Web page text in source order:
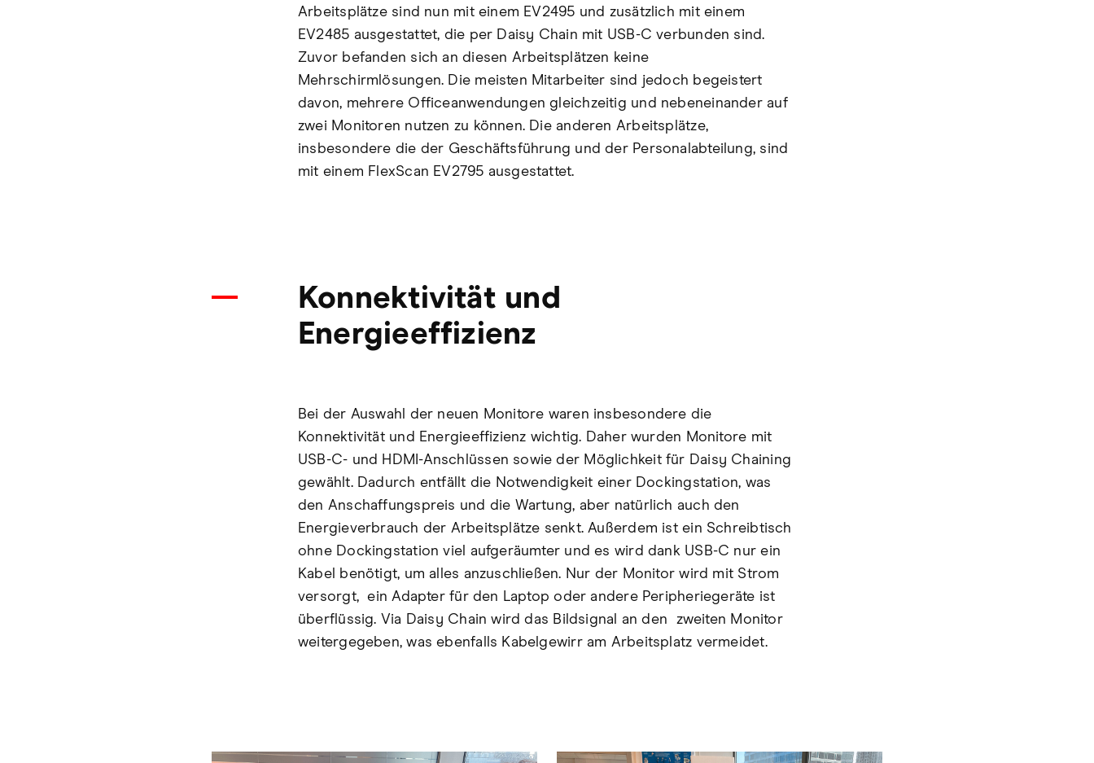
Arbeitsplätze sind nun mit einem EV2495 und zusätzlich mit einem
EV2485 ausgestattet, die per Daisy Chain mit USB-C verbunden sind.
Zuvor befanden sich an diesen Arbeitsplätzen keine
Mehrschirmlösungen. Die meisten Mitarbeiter sind jedoch begeistert
davon, mehrere Officeanwendungen gleichzeitig und nebeneinander auf
zwei Monitoren nutzen zu können. Die anderen Arbeitsplätze,
insbesondere die der Geschäftsführung und der Personalabteilung, sind
mit einem FlexScan EV2795 ausgestattet.
Konnektivität und
Energieeffizienz
Bei der Auswahl der neuen Monitore waren insbesondere die
Konnektivität und Energieeffizienz wichtig. Daher wurden Monitore mit
USB-C- und HDMI-Anschlüssen sowie der Möglichkeit für Daisy Chaining
gewählt. Dadurch entfällt die Notwendigkeit einer Dockingstation, was
den Anschaffungspreis und die Wartung, aber natürlich auch den
Energieverbrauch der Arbeitsplätze senkt. Außerdem ist ein Schreibtisch
ohne Dockingstation viel aufgeräumter und es wird dank USB-C nur ein
Kabel benötigt, um alles anzuschließen. Nur der Monitor wird mit Strom
versorgt, ein Adapter für den Laptop oder andere Peripheriegeräte ist
überflüssig. Via Daisy Chain wird das Bildsignal an den zweiten Monitor
weitergegeben, was ebenfalls Kabelgewirr am Arbeitsplatz vermeidet.